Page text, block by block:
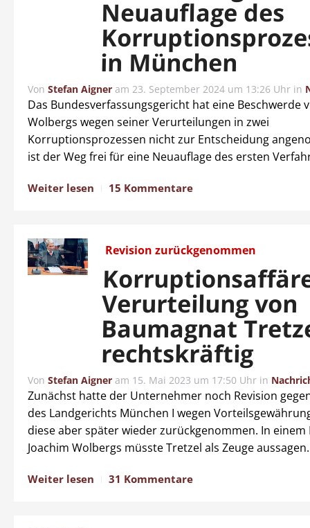
Neuauflage des
in München
Von Stefan Aigner am 23. September 2024 um 13:26 Uhr in
Das Bundesverfassungsgericht hat eine Beschwerde
Wolbergs wegen seiner Verurteilungen in zwei
Korruptionsprozessen nicht zur Entscheidung
ist der Weg frei für eine Neuauflage des ersten
Weiter lesen 15 Kommentare
Revision zurückgenommen
Verurteilung von
Baumagnat
rechtskräftig
Von Stefan Aigner am 15. Mai 2023 um 17:50 Uhr in
Zunächst hatte der Unternehmer noch Revision
des Landgerichts München I wegen
diese aber später wieder zurückgenommen. In einem
Joachim Wolbergs müsste Tretzel als Zeuge aussagen.
Weiter lesen 31 Kommentare